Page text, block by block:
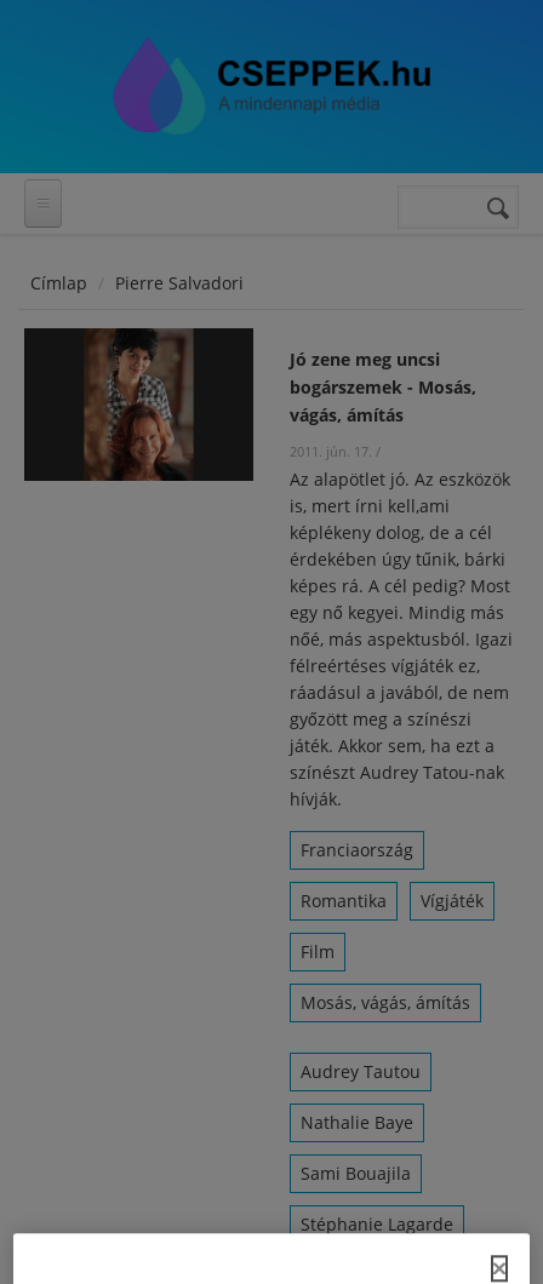
Keresés
Címlap Pierre Salvadori
Jó zene meg uncsi
bogárszemek - Mosás,
vágás, ámítás
2011. jún. 17. /
Az alapötlet jó. Az eszközök
is, mert írni kell,ami
képlékeny dolog, de a cél
érdekében úgy tűnik, bárki
képes rá. A cél pedig? Most
egy nő kegyei. Mindig más
nőé, más aspektusból. Igazi
félreértéses vígjáték ez,
ráadásul a javából, de nem
győzött meg a színészi
játék. Akkor sem, ha ezt a
színészt Audrey Tatou-nak
hívják.
Franciaország
Romantika Vígjáték
Film
Mosás, vágás, ámítás
Audrey Tautou
Nathalie Baye
Sami Bouajila
Stéphanie Lagarde